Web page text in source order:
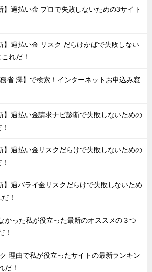
】過払い金 プロで失敗しないための3サイト
】過払い金 リスク だらけかばで失敗しない
れだ！
務省 澤】で検索！インターネットお申込み窓
】過払い金請求ナビ診断で失敗しないための
】過払い金リスクだらけで失敗しないための
】過バライ金リスクだらけで失敗しないため
！
かった私が役立った最新のオススメの３つ
！
理由で私が役立ったサイトの最新ランキン
だ！